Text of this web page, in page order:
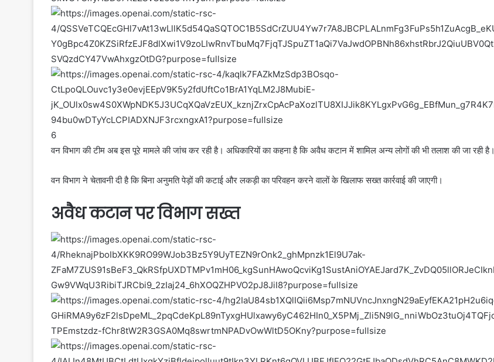
6
वन विभाग की टीम अब इस पूरे मामले की जांच कर रही है। अधिकारियों का कहना है कि अवैध कटान में शामिल अन्य लोगों की भी तलाश की जा रही है।
वन विभाग ने चेतावनी दी है कि बिना अनुमति पेड़ों की कटाई और लकड़ी का परिवहन करने वालों के खिलाफ सख्त कार्रवाई की जाएगी।
अवैध कटान पर विभाग सख्त